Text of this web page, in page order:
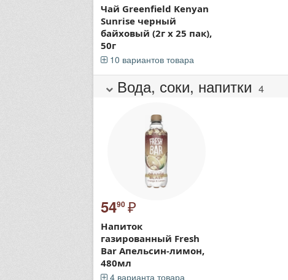
Чай Greenfield Kenyan
Sunrise черный
байховый (2г х 25 пак),
50г
10 вариантов товара
Вода, соки, напитки 4
5490 ₽
Напиток
газированный Fresh
Bar Апельсин-лимон,
480мл
4 варианта товара